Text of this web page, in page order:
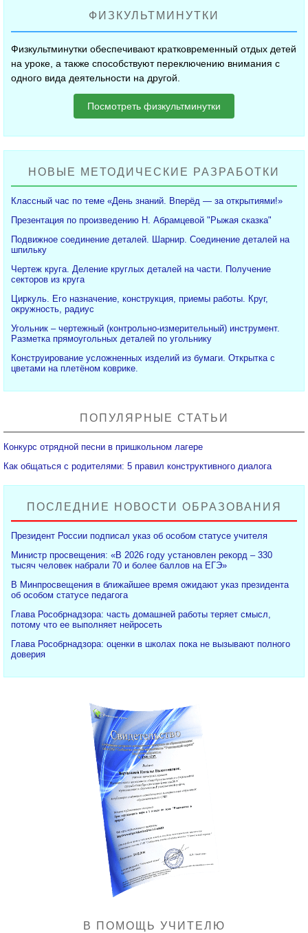
ФИЗКУЛЬТМИНУТКИ
Физкультминутки обеспечивают кратковременный отдых детей
на уроке, а также способствуют переключению внимания с
одного вида деятельности на другой.
Посмотреть физкультминутки
НОВЫЕ МЕТОДИЧЕСКИЕ РАЗРАБОТКИ
Классный час по теме «День знаний. Вперёд — за открытиями!»
Презентация по произведению Н. Абрамцевой "Рыжая сказка"
Подвижное соединение деталей. Шарнир. Соединение деталей на
шпильку
Чертеж круга. Деление круглых деталей на части. Получение
секторов из круга
Циркуль. Его назначение, конструкция, приемы работы. Круг,
окружность, радиус
Угольник – чертежный (контрольно-измерительный) инструмент.
Разметка прямоугольных деталей по угольнику
Конструирование усложненных изделий из бумаги. Открытка с
цветами на плетёном коврике.
ПОПУЛЯРНЫЕ СТАТЬИ
Конкурс отрядной песни в пришкольном лагере
Как общаться с родителями: 5 правил конструктивного диалога
ПОСЛЕДНИЕ НОВОСТИ ОБРАЗОВАНИЯ
Президент России подписал указ об особом статусе учителя
Министр просвещения: «В 2026 году установлен рекорд – 330
тысяч человек набрали 70 и более баллов на ЕГЭ»
В Минпросвещения в ближайшее время ожидают указ президента
об особом статусе педагога
Глава Рособрнадзора: часть домашней работы теряет смысл,
потому что ее выполняет нейросеть
Глава Рособрнадзора: оценки в школах пока не вызывают полного
доверия
В ПОМОЩЬ УЧИТЕЛЮ